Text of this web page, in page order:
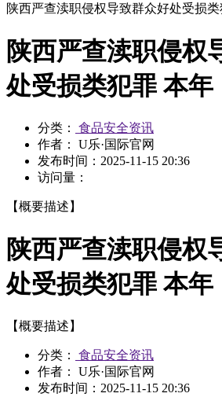
陕西严查渎职侵权导致群众好处受损
陕西严查渎职侵权
处受损类犯罪 本年
分类：
食品安全资讯
作者： U乐·国际官网
发布时间： 2025-11-15 20:36
访问量：
【概要描述】
陕西严查渎职侵权
处受损类犯罪 本年
【概要描述】
分类：
食品安全资讯
作者： U乐·国际官网
发布时间： 2025-11-15 20:36